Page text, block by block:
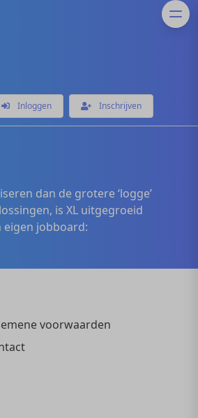
Inloggen Inschrijven
dan de grotere ‘logge’
is XL uitgegroeid
jobboard:
voorwaarden